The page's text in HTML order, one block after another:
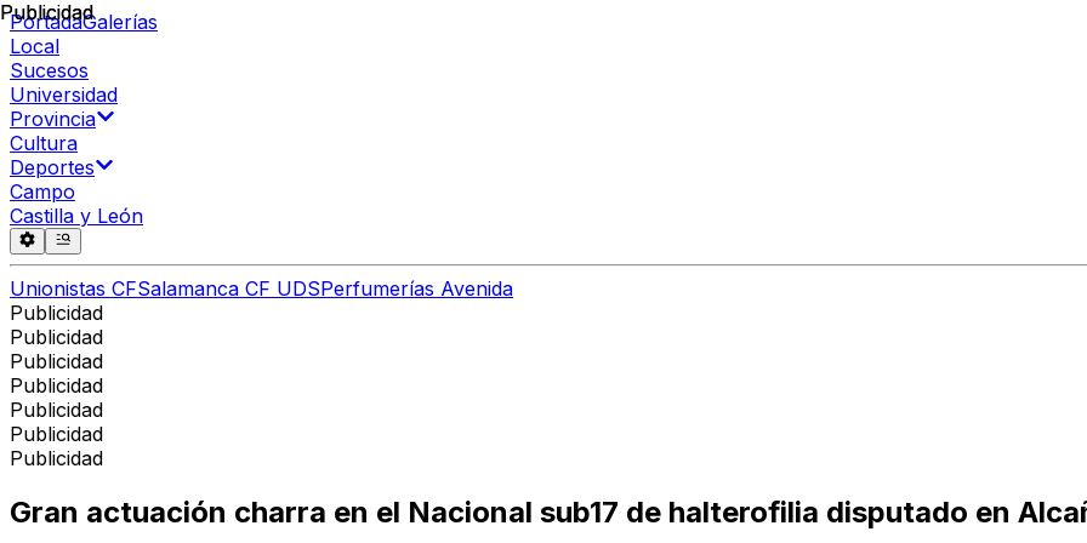
PortadaGalerías
Local
Sucesos
Universidad
Provincia
Cultura
Deportes
Campo
Castilla y León
Unionistas CFSalamanca CF UDSPerfumerías Avenida
Publicidad
Publicidad
Publicidad
Publicidad
Publicidad
Publicidad
Publicidad
Publicidad
Gran actuación charra en el Nacional sub17 de halterofilia disputado en
Publicidad